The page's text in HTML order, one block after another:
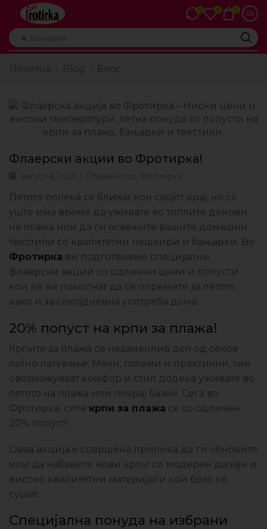
🔥 Бањарки
0 0 0
Флаерски акции во Фротирка!
август 8, 2025 Објавено од Фротирка
Летото полека се ближи кон својот крај, но сè
уште има време да уживате во топлите денови
на плажа или да ги освежите вашите домашни
текстили со квалитетни пешкири и бањарки. Во
Фротирка ви подготвивме специјални
флаерски акции со одлични цени и попусти
кои ќе ви помогнат да се опремите за летото,
како и за секојдневна употреба дома.
20% попуст на крпи за плажа!
Крпите за плажа се незаменлив дел од секое
летно патување. Меки, големи и практични, тие
овозможуваат комфор и стил додека уживате во
летото на плажа или покрај базен. Сега во
Фротирка, сите крпи за плажа се со одличен
20% попуст!
Оваа акција е совршена прилика да ги обновите
или да набавите нови крпи со модерен дизајн и
високо квалитетни материјали кои брзо се
сушат.
Специјална понуда на избрани